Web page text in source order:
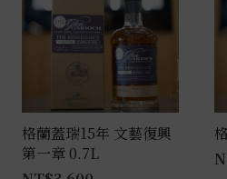
格蘭蓋瑞15年 文藝復興
第一章 0.7L